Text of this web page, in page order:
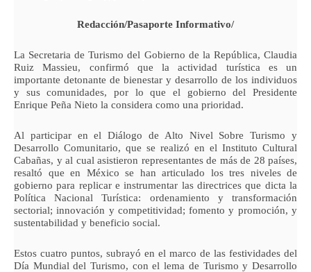
Redacción/Pasaporte Informativo/
La Secretaria de Turismo del Gobierno de la República, Claudia
Ruiz Massieu, confirmó que la actividad turística es un
importante detonante de bienestar y desarrollo de los individuos
y sus comunidades, por lo que el gobierno del Presidente
Enrique Peña Nieto la considera como una prioridad.
Al participar en el Diálogo de Alto Nivel Sobre Turismo y
Desarrollo Comunitario, que se realizó en el Instituto Cultural
Cabañas, y al cual asistieron representantes de más de 28 países,
resaltó que en México se han articulado los tres niveles de
gobierno para replicar e instrumentar las directrices que dicta la
Política Nacional Turística: ordenamiento y transformación
sectorial; innovación y competitividad; fomento y promoción, y
sustentabilidad y beneficio social.
Estos cuatro puntos, subrayó en el marco de las festividades del
Día Mundial del Turismo, con el lema de Turismo y Desarrollo